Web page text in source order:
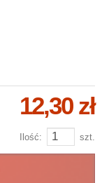
12,30 zł
Ilość: szt.